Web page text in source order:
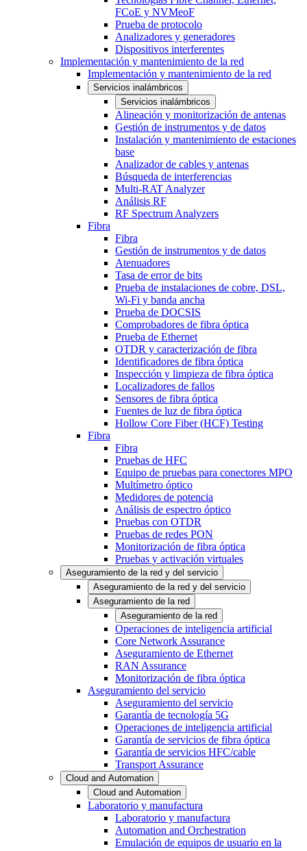
FCoE y NVMeoF
Prueba de protocolo
Analizadores y generadores
Dispositivos interferentes
Implementación y mantenimiento de la red
Implementación y mantenimiento de la red
Servicios inalámbricos
Servicios inalámbricos
Alineación y monitorización de antenas
Gestión de instrumentos y de datos
Instalación y mantenimiento de estaciones
base
Analizador de cables y antenas
Búsqueda de interferencias
Multi-RAT Analyzer
Análisis RF
RF Spectrum Analyzers
Fibra
Fibra
Gestión de instrumentos y de datos
Atenuadores
Tasa de error de bits
Prueba de instalaciones de cobre, DSL,
Wi-Fi y banda ancha
Prueba de DOCSIS
Comprobadores de fibra óptica
Prueba de Ethernet
OTDR y caracterización de fibra
Identificadores de fibra óptica
Inspección y limpieza de fibra óptica
Localizadores de fallos
Sensores de fibra óptica
Fuentes de luz de fibra óptica
Hollow Core Fiber (HCF) Testing
Fibra
Fibra
Pruebas de HFC
Equipo de pruebas para conectores MPO
Multímetro óptico
Medidores de potencia
Análisis de espectro óptico
Pruebas con OTDR
Pruebas de redes PON
Monitorización de fibra óptica
Pruebas y activación virtuales
Aseguramiento de la red y del servicio
Aseguramiento de la red y del servicio
Aseguramiento de la red
Aseguramiento de la red
Operaciones de inteligencia artificial
Core Network Assurance
Aseguramiento de Ethernet
RAN Assurance
Monitorización de fibra óptica
Aseguramiento del servicio
Aseguramiento del servicio
Garantía de tecnología 5G
Operaciones de inteligencia artificial
Garantía de servicios de fibra óptica
Garantía de servicios HFC/cable
Transport Assurance
Cloud and Automation
Cloud and Automation
Laboratorio y manufactura
Laboratorio y manufactura
Automation and Orchestration
Emulación de equipos de usuario en la